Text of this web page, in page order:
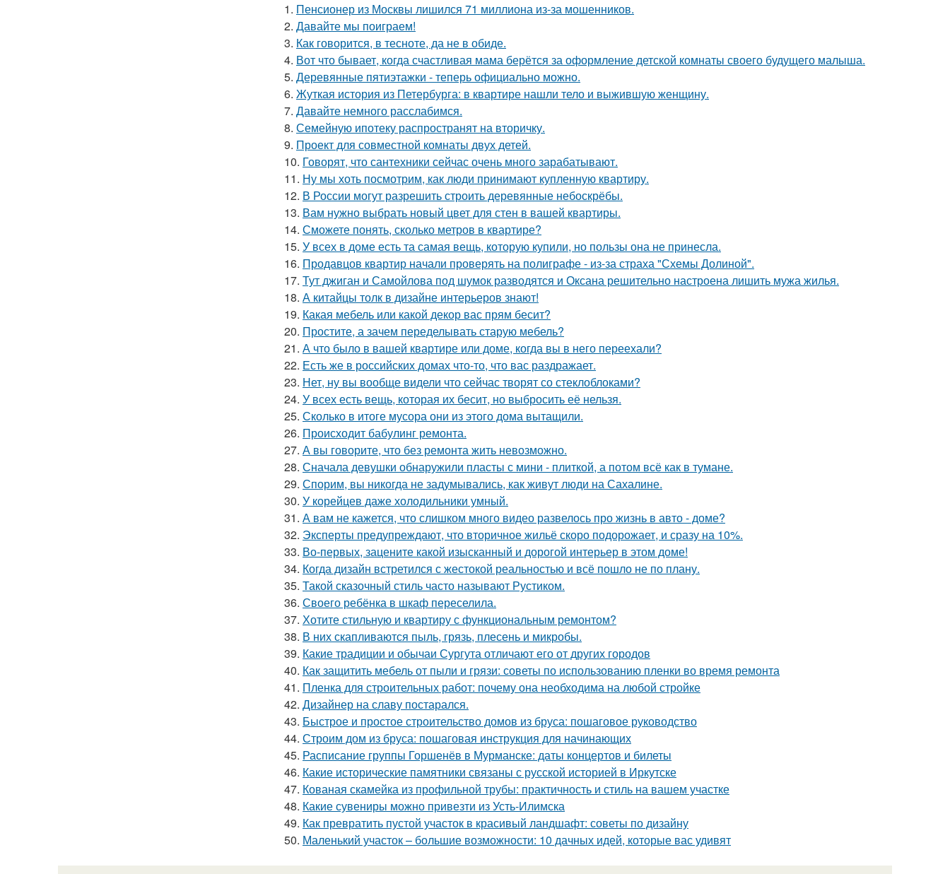
1. Пенсионер из Москвы лишился 71 миллиона из-за мошенников.
2. Давайте мы поиграем!
3. Как говорится, в тесноте, да не в обиде.
4. Вот что бывает, когда счастливая мама берётся за оформление детской комнаты своего будущего малыша.
5. Деревянные пятиэтажки - теперь официально можно.
6. Жуткая история из Петербурга: в квартире нашли тело и выжившую женщину.
7. Давайте немного расслабимся.
8. Семейную ипотеку распространят на вторичку.
9. Проект для совместной комнаты двух детей.
10. Говорят, что сантехники сейчас очень много зарабатывают.
11. Ну мы хоть посмотрим, как люди принимают купленную квартиру.
12. В России могут разрешить строить деревянные небоскрёбы.
13. Вам нужно выбрать новый цвет для стен в вашей квартиры.
14. Сможете понять, сколько метров в квартире?
15. У всех в доме есть та самая вещь, которую купили, но пользы она не принесла.
16. Продавцов квартир начали проверять на полиграфе - из-за страха "Схемы Долиной".
17. Тут джиган и Самойлова под шумок разводятся и Оксана решительно настроена лишить мужа жилья.
18. А китайцы толк в дизайне интерьеров знают!
19. Какая мебель или какой декор вас прям бесит?
20. Простите, а зачем переделывать старую мебель?
21. А что было в вашей квартире или доме, когда вы в него переехали?
22. Есть же в российских домах что-то, что вас раздражает.
23. Нет, ну вы вообще видели что сейчас творят со стеклоблоками?
24. У всех есть вещь, которая их бесит, но выбросить её нельзя.
25. Сколько в итоге мусора они из этого дома вытащили.
26. Происходит бабулинг ремонта.
27. А вы говорите, что без ремонта жить невозможно.
28. Сначала девушки обнаружили пласты с мини - плиткой, а потом всё как в тумане.
29. Спорим, вы никогда не задумывались, как живут люди на Сахалине.
30. У корейцев даже холодильники умный.
31. А вам не кажется, что слишком много видео развелось про жизнь в авто - доме?
32. Эксперты предупреждают, что вторичное жильё скоро подорожает, и сразу на 10%.
33. Во-первых, зацените какой изысканный и дорогой интерьер в этом доме!
34. Когда дизайн встретился с жестокой реальностью и всё пошло не по плану.
35. Такой сказочный стиль часто называют Рустиком.
36. Своего ребёнка в шкаф переселила.
37. Хотите стильную и квартиру с функциональным ремонтом?
38. В них скапливаются пыль, грязь, плесень и микробы.
39. Какие традиции и обычаи Сургута отличают его от других городов
40. Как защитить мебель от пыли и грязи: советы по использованию пленки во время ремонта
41. Пленка для строительных работ: почему она необходима на любой стройке
42. Дизайнер на славу постарался.
43. Быстрое и простое строительство домов из бруса: пошаговое руководство
44. Строим дом из бруса: пошаговая инструкция для начинающих
45. Расписание группы Горшенёв в Мурманске: даты концертов и билеты
46. Какие исторические памятники связаны с русской историей в Иркутске
47. Кованая скамейка из профильной трубы: практичность и стиль на вашем участке
48. Какие сувениры можно привезти из Усть-Илимска
49. Как превратить пустой участок в красивый ландшафт: советы по дизайну
50. Маленький участок – большие возможности: 10 дачных идей, которые вас удивят